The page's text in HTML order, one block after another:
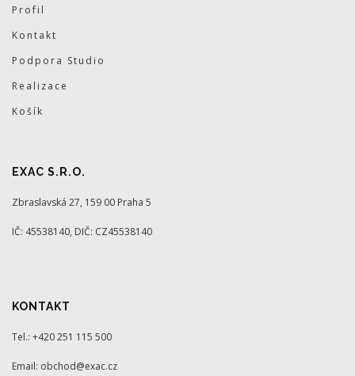
Profil
Kontakt
Podpora Studio
Realizace
Košík
EXAC S.R.O.
Zbraslavská 27, 159 00 Praha 5
IČ: 45538140, DIČ: CZ45538140
KONTAKT
Tel.: +420 251 115 500
Email: obchod@exac.cz